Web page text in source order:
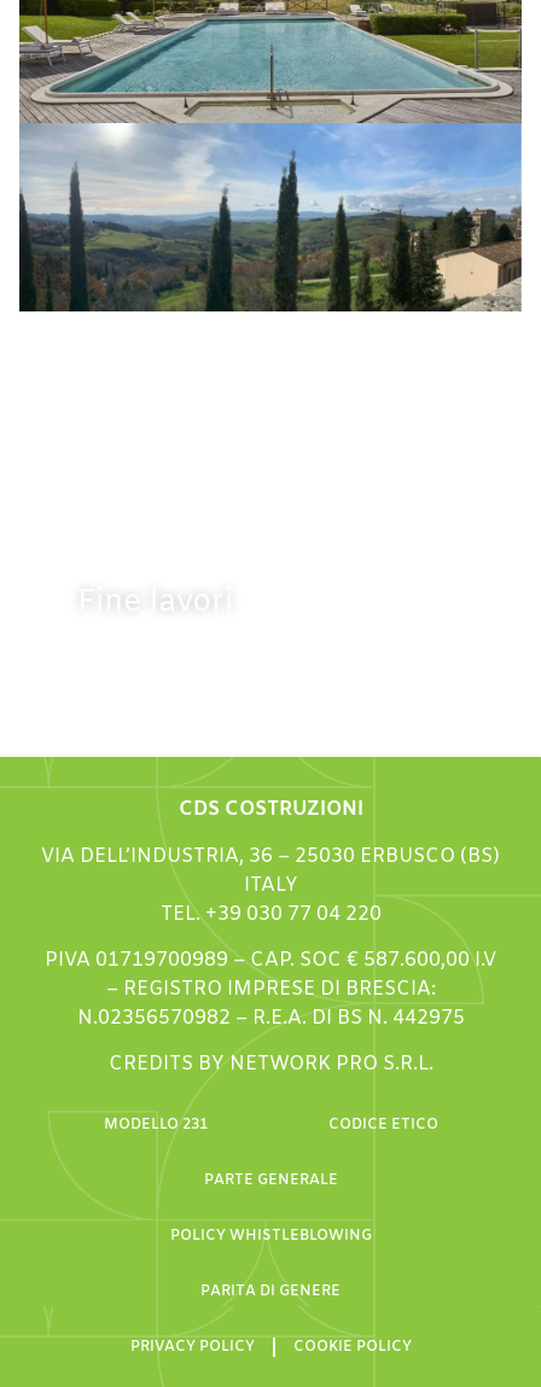
Fine lavori
CDS COSTRUZIONI
VIA DELL’INDUSTRIA, 36 – 25030 ERBUSCO (BS)
ITALY
TEL. +39 030 77 04 220
PIVA 01719700989 – CAP. SOC € 587.600,00 I.V
– REGISTRO IMPRESE DI BRESCIA:
N.02356570982 – R.E.A. DI BS N. 442975
CREDITS BY NETWORK PRO S.R.L.
MODELLO 231 CODICE ETICO
PARTE GENERALE
POLICY WHISTLEBLOWING
PARITA DI GENERE
PRIVACY POLICY COOKIE POLICY